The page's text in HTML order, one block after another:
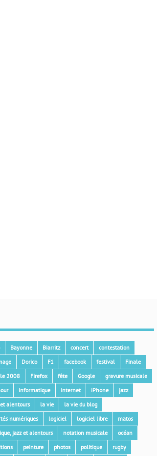
Bayonne Biarritz concert
contestation
Dorico F1 facebook festival
Finale
2008
Firefox fête Google
gravure musicale
informatique Internet iPhone
jazz
alentours
la vie
la vie du blog
numériques
logiciel logiciel libre
matos
jazz et alentours
notation musicale
océan
peinture photos politique rugby